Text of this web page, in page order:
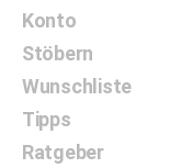
Konto
Stöbern
Wunschliste
Tipps
Ratgeber